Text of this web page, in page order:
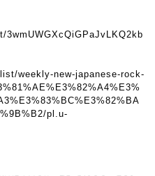
weekly-new-japanese-rock-
pl.u-